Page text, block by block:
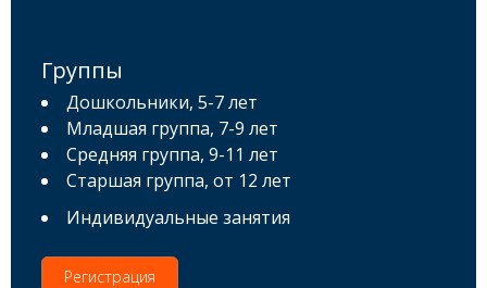
Группы
Дошкольники, 5-7 лет
Младшая группа, 7-9 лет
Средняя группа, 9-11 лет
Старшая группа, от 12 лет
Индивидуальные занятия
Регистрация